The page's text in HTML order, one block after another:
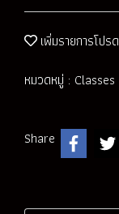
เพิ่มรายการโปรด
หมวดหมู่ : Classes
Share